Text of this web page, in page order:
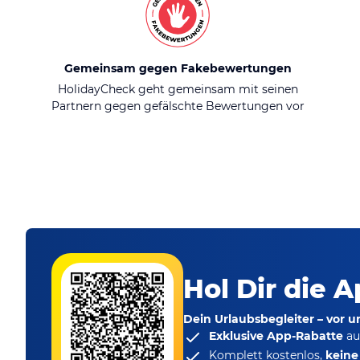
Gemeinsam gegen Fakebewertungen
HolidayCheck geht gemeinsam mit seinen
Partnern gegen gefälschte Bewertungen vor
Hol Dir die
Dein Urlaubsbegleiter – vor
Exklusive App-Rabatte
Komplett kostenlos,